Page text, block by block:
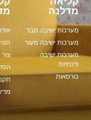
מדלנה
מערכות ישיבה מבד
מערכות ישיבה מעור
מערכות ישיבה
פינתיות
כורסאות